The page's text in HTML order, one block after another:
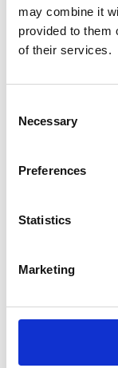
may combine it
provided to them
of their services.
Selection
Necessary
Preferences
Statistics
Marketing
Voorraad
Artikelcode
EAN
ProCyoN
€13,95
Op voorraad
Voor